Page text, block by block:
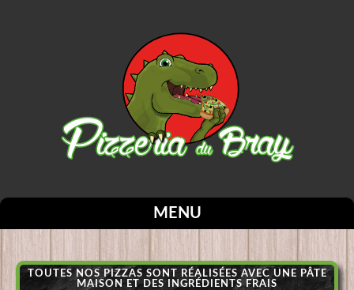
MENU
TOUTES NOS PIZZAS SONT RÉALISÉES AVEC UNE PÂTE
MAISON ET DES INGRÉDIENTS FRAIS